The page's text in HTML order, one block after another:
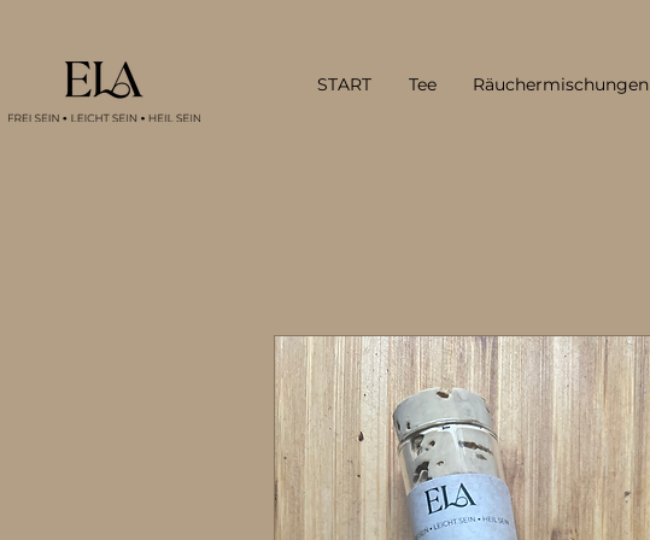
START Tee Räuchermischungen